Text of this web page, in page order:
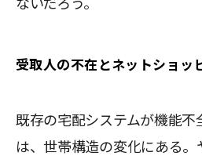
ないだろう。
受取人の不在とネットショッ
既存の宅配システムが機能不
は、世帯構造の変化にある